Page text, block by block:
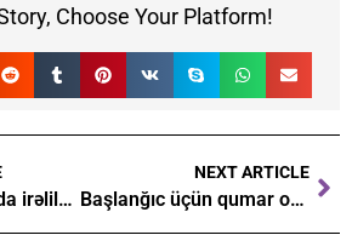
Choose Your Platform!
Qumar oyunlarında irəliləmək üçün mükəmməl strateji yanaşmalar
NEXT ARTICLE
Başlanğıc üçün qumar oyunlarına dair vacib ipucu